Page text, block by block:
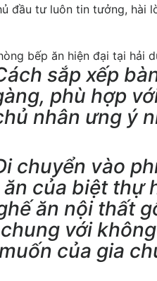
đầu tư luôn tin tưởng, hài
sắp xếp
phù hợp
nhân ưng ý
chuyển vào
của biệt thự
ăn nội thất
với
của gia